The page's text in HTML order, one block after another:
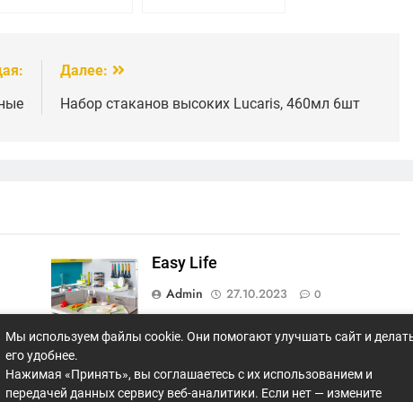
Далее:
Набор стаканов высоких Lucaris, 460мл 6шт
Easy Life
Admin
27.10.2023 0
Admin
27.10.2023 0
Мы используем файлы cookie. Они помогают улучшать сайт и
его удобнее.
Нажимая «Принять», вы соглашаетесь с их использованием и
передачей данных сервису веб-аналитики. Если нет — измените